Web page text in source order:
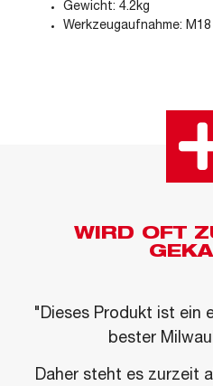
Gewicht: 4.2kg
Werkzeugaufnahme: M18
WIRD OFT
"Dieses Produkt ist ein
bester
Daher steht es zurzeit